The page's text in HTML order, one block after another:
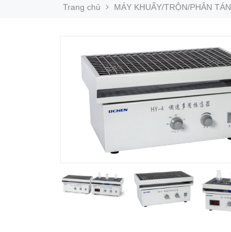
Trang chủ MÁY KHUẤY/TRỘN/PHÂN TÁN